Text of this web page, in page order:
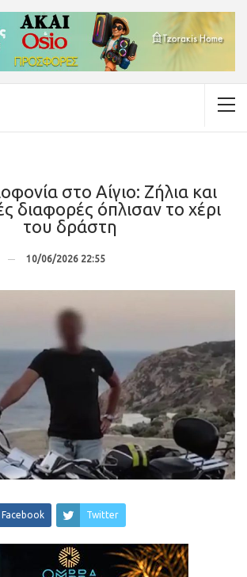
στο Αίγιο: Ζήλια και
διαφορές όπλισαν το χέρι
του δράστη
10/06/2026 22:55
Facebook Twitter